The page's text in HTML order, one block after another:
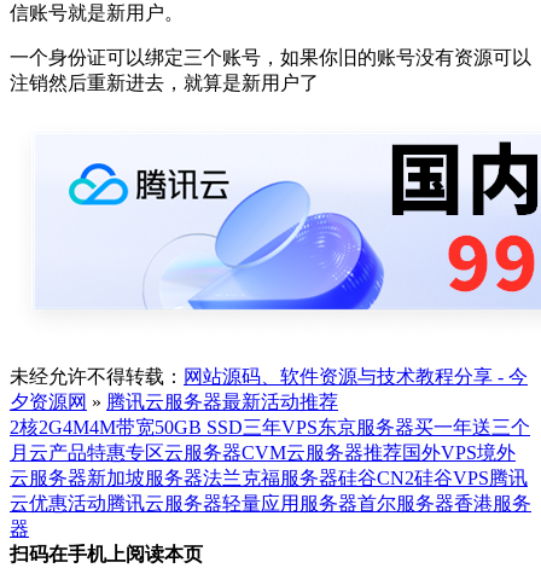
信账号就是新用户。
一个身份证可以绑定三个账号，如果你旧的账号没有资源可以
注销然后重新进去，就算是新用户了
未经允许不得转载： 网站源码、软件资源与技术教程分享 - 今
夕资源网 » 腾讯云服务器最新活动推荐
2核2G4M4M带宽50GB SSD三年VPS东京服务器买一年送三个
月 云产品特惠专区云服务器CVM云服务器推荐国外VPS境外
云服务器新加坡服务器法兰克福服务器硅谷CN2硅谷VPS腾讯
云优惠活动腾讯云服务器轻量应用服务器首尔服务器香港服务
器
扫码在手机上阅读本页